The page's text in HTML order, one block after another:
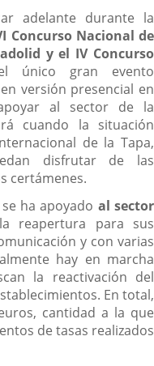
adelante durante la
Concurso Nacional de
y el IV Concurso
único gran evento
versión presencial en
al sector de la
cuando la situación
de la Tapa,
disfrutar de las
certámenes.
ha apoyado al sector
reapertura para sus
y con varias
hay en marcha
la reactivación del
En total,
cantidad a la que
de tasas realizados